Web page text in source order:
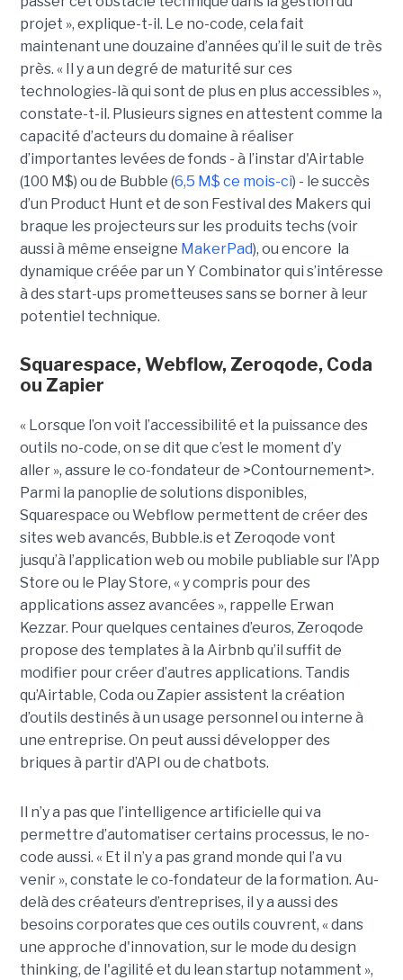
projet », explique-t-il. Le no-code, cela fait
maintenant une douzaine d’années qu’il le suit de très
près. « Il y a un degré de maturité sur ces
technologies-là qui sont de plus en plus accessibles »,
constate-t-il. Plusieurs signes en attestent comme la
capacité d’acteurs du domaine à réaliser
d’importantes levées de fonds - à l’instar d'Airtable
(100 M$) ou de Bubble (6,5 M$ ce mois-ci) - le succès
d’un Product Hunt et de son Festival des Makers qui
braque les projecteurs sur les produits techs (voir
aussi à même enseigne MakerPad), ou encore la
dynamique créée par un Y Combinator qui s’intéresse
à des start-ups prometteuses sans se borner à leur
potentiel technique.
Squarespace, Webflow, Zeroqode, Coda
ou Zapier
« Lorsque l’on voit l’accessibilité et la puissance des
outils no-code, on se dit que c’est le moment d’y
aller », assure le co-fondateur de >Contournement>.
Parmi la panoplie de solutions disponibles,
Squarespace ou Webflow permettent de créer des
sites web avancés, Bubble.is et Zeroqode vont
jusqu’à l’application web ou mobile publiable sur l’App
Store ou le Play Store, « y compris pour des
applications assez avancées », rappelle Erwan
Kezzar. Pour quelques centaines d’euros, Zeroqode
propose des templates à la Airbnb qu’il suffit de
modifier pour créer d’autres applications. Tandis
qu’Airtable, Coda ou Zapier assistent la création
d’outils destinés à un usage personnel ou interne à
une entreprise. On peut aussi développer des
briques à partir d’API ou de chatbots.
Il n’y a pas que l’intelligence artificielle qui va
permettre d’automatiser certains processus, le no-
code aussi. « Et il n’y a pas grand monde qui l’a vu
venir », constate le co-fondateur de la formation. Au-
delà des créateurs d’entreprises, il y a aussi des
besoins corporates que ces outils couvrent, « dans
une approche d'innovation, sur le mode du design
thinking, de l'agilité et du lean startup notamment »,